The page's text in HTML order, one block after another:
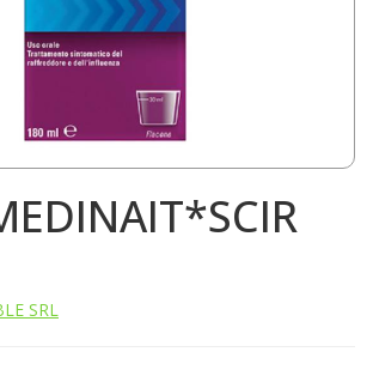
SRL